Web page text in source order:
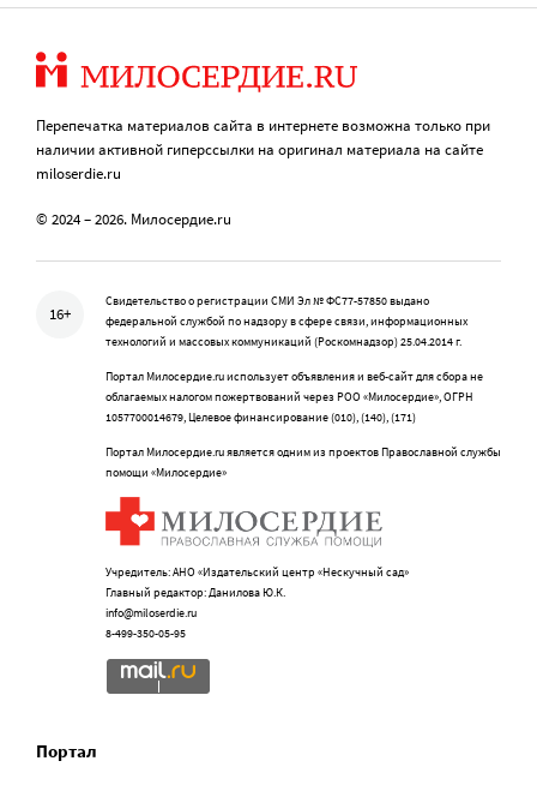
Перепечатка материалов сайта в интернете возможна только при
наличии активной гиперссылки на оригинал материала на сайте
miloserdie.ru
© 2024 – 2026. Милосердие.ru
16+
Свидетельство о регистрации СМИ Эл № ФС77-57850 выдано
федеральной службой по надзору в сфере связи, информационных
технологий и массовых коммуникаций (Роскомнадзор) 25.04.2014 г.
Портал Милосердие.ru использует объявления и веб-сайт для сбора не
облагаемых налогом пожертвований через РОО «Милосердие», ОГРН
1057700014679, Целевое финансирование (010), (140), (171)
Портал Милосердие.ru является одним из проектов Православной службы
помощи «Милосердие»
Учредитель: АНО «Издательский центр «Нескучный сад»
Главный редактор: Данилова Ю.К.
info@miloserdie.ru
8-499-350-05-95
Портал